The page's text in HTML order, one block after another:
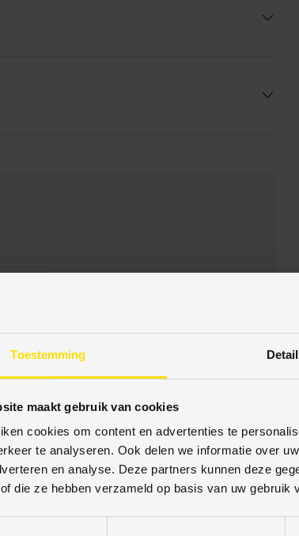
Toestemming
maakt gebruik van cookies
cookies om content en advertenties te
te analyseren. Ook delen we informatie over
en analyse. Deze partners kunnen deze
die ze hebben verzameld op basis van uw gebruik
veilige betaalmethodes aan. Uw
beschermd. U kunt met